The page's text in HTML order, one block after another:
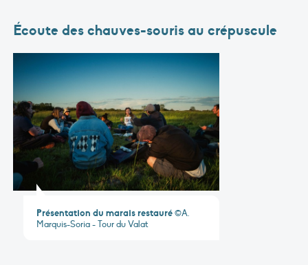
Écoute des chauves-souris au crépuscule
Présentation du marais restauré©A.
Marquis-Soria - Tour du Valat